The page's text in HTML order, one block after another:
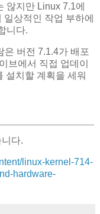
않지만 Linux 7.1에
상적인 작업 부하에
니다.
은 버전 7.1.4가 배포
브에서 직접 업데이
설치할 계획을 세워
다.
linux-kernel-714-
hardware-